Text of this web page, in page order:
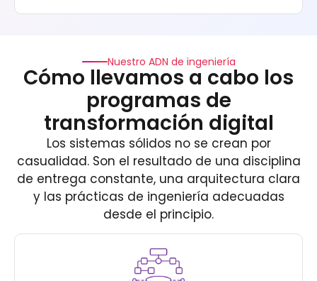
Nuestro ADN de ingeniería
Cómo llevamos a cabo los
programas de
transformación digital
Los sistemas sólidos no se crean por
casualidad. Son el resultado de una disciplina
de entrega constante, una arquitectura clara
y las prácticas de ingeniería adecuadas
desde el principio.